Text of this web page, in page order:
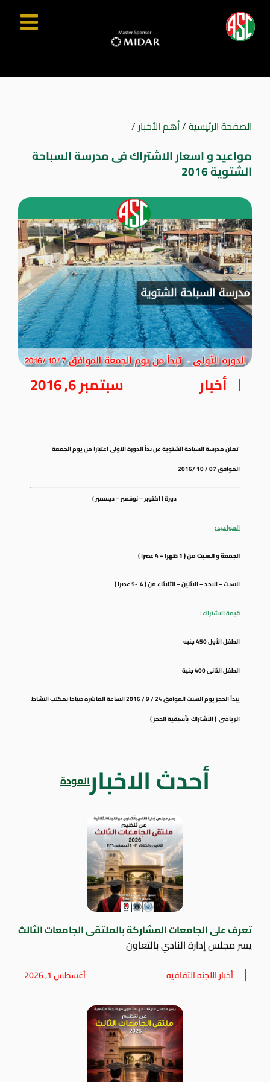
الصفحة الرئيسية/أهم الأخبار/
مواعيد و اسعار الاشتراك فى مدرسة السباحة
الشتوية 2016
أخبار سبتمبر 6, 2016
تعلن مدرسة السباحة الشتوية عن بدأ الدورة الاولى اعتبارا من يوم الجمعة
الموافق 07 / 10 /
2016
دورة ( اكتوبر – نوفمبر – ديسمبر )
المواعيد :
الجمعة و السبت من ( 1 ظهرا – 4 عصر ا )
السبت – الاحد – الاثنين – الثلاثاء من ( 4 -5 عصرا )
قيمة الاشتراك :
الطفل الأول 450 جنيه
الطفل الثانى 400 جنية
يبدأ الحجز يوم السبت الموافق 24 / 9 / 2016 الساعة العاشره صباحا بمكتب النشاط
الرياضى ( الاشتراك بأسبقية الحجز )
أحدث الاخبارالعودة
تعرف على الجامعات المشاركة بالملتقى الجامعات الثالث
يسر مجلس إدارة النادي بالتعاون
أخبار اللجنه الثقافيه أغسطس 1, 2026